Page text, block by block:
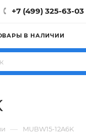
+7 (499) 325-63-03
В НАЛИЧИИ
— MUBW15-12A6K